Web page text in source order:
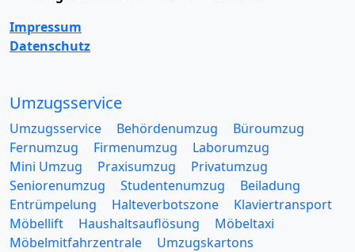
Impressum
Datenschutz
Umzugsservice
Umzugsservice Behördenumzug
Büroumzug
Fernumzug
Firmenumzug
Laborumzug
Mini Umzug
Praxisumzug
Privatumzug
Seniorenumzug
Studentenumzug
Beiladung
Entrümpelung
Halteverbotszone
Klaviertransport
Möbellift
Haushaltsauflösung
Möbeltaxi
Möbelmitfahrzentrale
Umzugskartons